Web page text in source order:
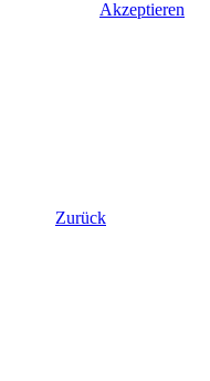
Akzeptieren
Zurück